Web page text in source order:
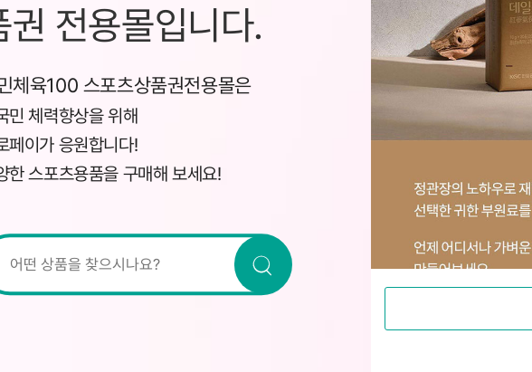
권 전용몰입니다.
체육100 스포츠상품권전용몰은
민 체력향상을 위해
페이가 응원합니다!
한 스포츠용품을 구매해 보세요!